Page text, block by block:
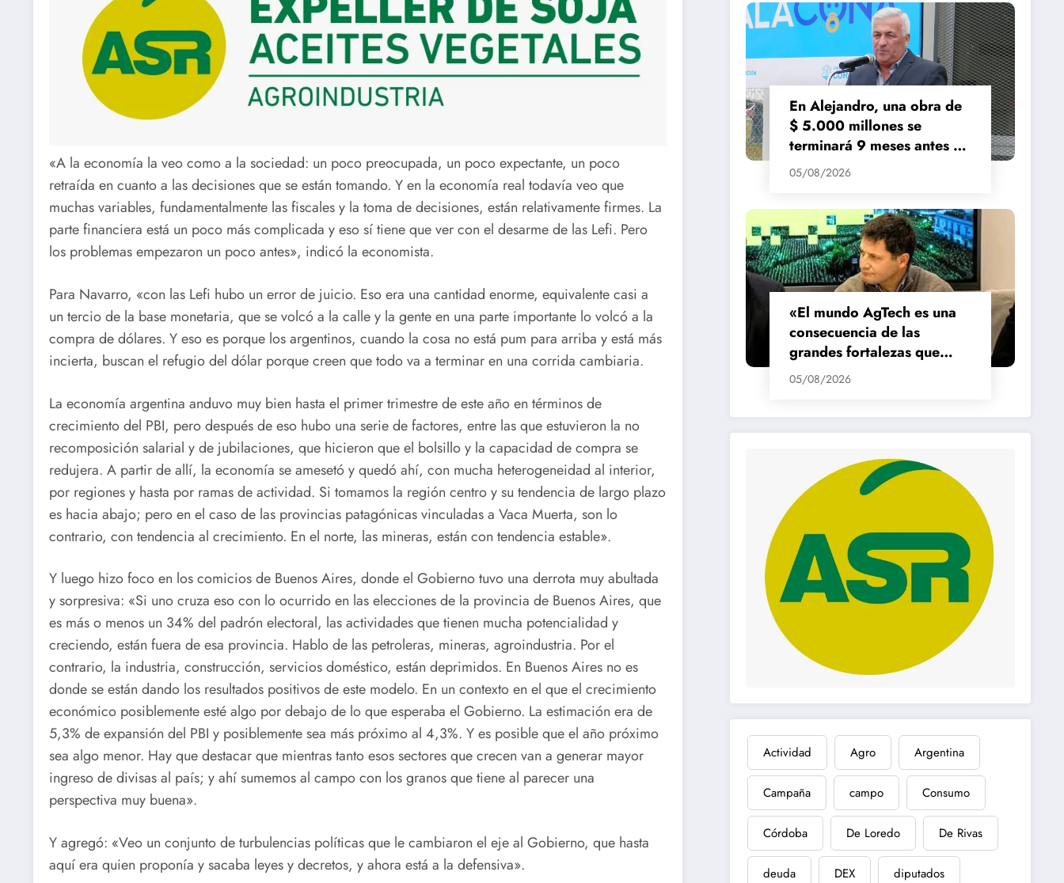
«A la economía la veo como a la sociedad: un poco preocupada, un poco expectante, un poco
retraída en cuanto a las decisiones que se están tomando. Y en la economía real todavía veo que
muchas variables, fundamentalmente las fiscales y la toma de decisiones, están relativamente firmes. La
parte financiera está un poco más complicada y eso sí tiene que ver con el desarme de las Lefi. Pero
los problemas empezaron un poco antes», indicó la economista.
Para Navarro, «con las Lefi hubo un error de juicio. Eso era una cantidad enorme, equivalente casi a
un tercio de la base monetaria, que se volcó a la calle y la gente en una parte importante lo volcó a la
compra de dólares. Y eso es porque los argentinos, cuando la cosa no está pum para arriba y está más
incierta, buscan el refugio del dólar porque creen que todo va a terminar en una corrida cambiaria.
La economía argentina anduvo muy bien hasta el primer trimestre de este año en términos de
crecimiento del PBI, pero después de eso hubo una serie de factores, entre las que estuvieron la no
recomposición salarial y de jubilaciones, que hicieron que el bolsillo y la capacidad de compra se
redujera. A partir de allí, la economía se amesetó y quedó ahí, con mucha heterogeneidad al interior,
por regiones y hasta por ramas de actividad. Si tomamos la región centro y su tendencia de largo plazo
es hacia abajo; pero en el caso de las provincias patagónicas vinculadas a Vaca Muerta, son lo
contrario, con tendencia al crecimiento. En el norte, las mineras, están con tendencia estable».
Y luego hizo foco en los comicios de Buenos Aires, donde el Gobierno tuvo una derrota muy abultada
y sorpresiva: «Si uno cruza eso con lo ocurrido en las elecciones de la provincia de Buenos Aires, que
es más o menos un 34% del padrón electoral, las actividades que tienen mucha potencialidad y
creciendo, están fuera de esa provincia. Hablo de las petroleras, mineras, agroindustria. Por el
contrario, la industria, construcción, servicios doméstico, están deprimidos. En Buenos Aires no es
donde se están dando los resultados positivos de este modelo. En un contexto en el que el crecimiento
económico posiblemente esté algo por debajo de lo que esperaba el Gobierno. La estimación era de
5,3% de expansión del PBI y posiblemente sea más próximo al 4,3%. Y es posible que el año próximo
sea algo menor. Hay que destacar que mientras tanto esos sectores que crecen van a generar mayor
ingreso de divisas al país; y ahí sumemos al campo con los granos que tiene al parecer una
perspectiva muy buena».
Y agregó: «Veo un conjunto de turbulencias políticas que le cambiaron el eje al Gobierno, que hasta
aquí era quien proponía y sacaba leyes y decretos, y ahora está a la defensiva».
En Alejandro, una obra de
$ 5.000 millones se
terminará 9 meses antes de
lo previsto
05/08/2026
«El mundo AgTech es una
consecuencia de las
grandes fortalezas que
tenemos en la región»
05/08/2026
Actividad Agro Argentina
Campaña campo Consumo
Córdoba De Loredo De Rivas
deuda DEX diputados